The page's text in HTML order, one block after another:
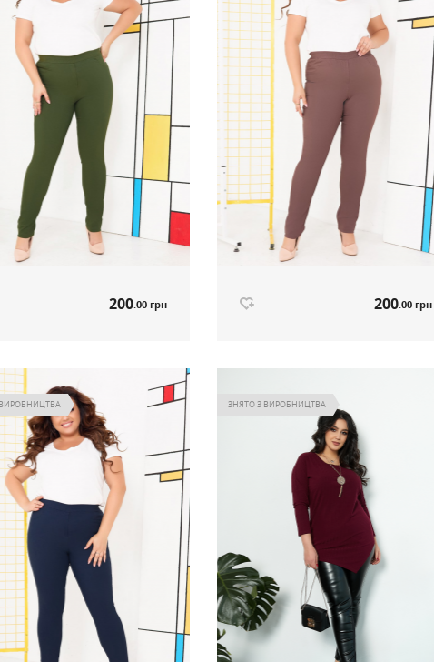
200.00 грн
хакі артикул 551
.00 грн
Немає в наявності
200.00 грн
Штани беж артикул 551
Немає в наявності
ЗНЯТО З ВИРОБНИЦТВА